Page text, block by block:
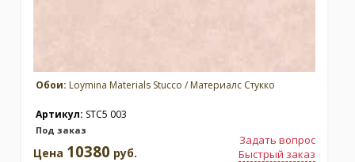
Обои: Loymina Materials Stucco / Материалс Стукко
Артикул: STC5 003
Под заказ
Задать вопрос
Быстрый заказ
Цена 10380 руб.